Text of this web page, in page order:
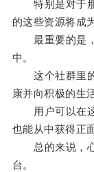
特别是对于那
的这些资源将成
最重要的是，
中。
这个社群里的
康并向积极的生
用户可以在这
也能从中获得正
总的来说，心
台。